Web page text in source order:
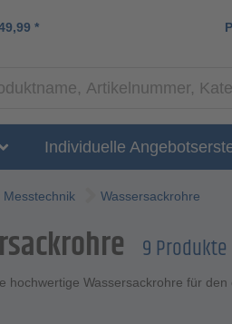
*
Individuelle
Messtechnik Wassersackrohre
9
hochwertige Wassersackrohre für